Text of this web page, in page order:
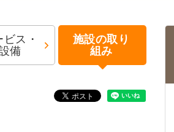
ビス・
備
施設の取り
組み